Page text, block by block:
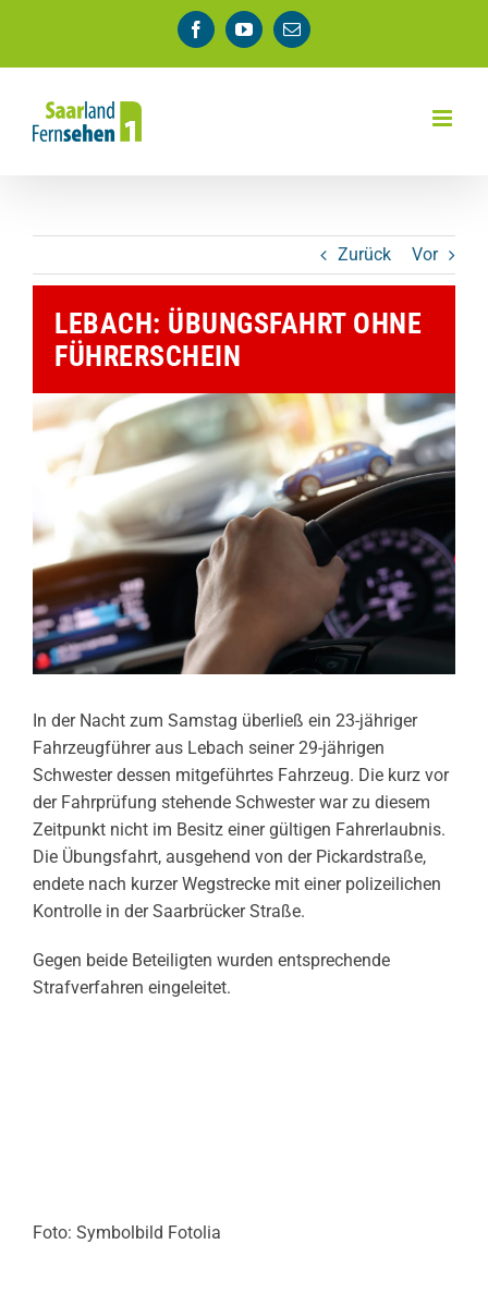
springen
FacebookYouTube
E-
Mail
Zurück Vor
LEBACH: ÜBUNGSFAHRT OHNE
FÜHRERSCHEIN
In der Nacht zum Samstag überließ ein 23-jähriger
Fahrzeugführer aus Lebach seiner 29-jährigen
Schwester dessen mitgeführtes Fahrzeug. Die kurz vor
der Fahrprüfung stehende Schwester war zu diesem
Zeitpunkt nicht im Besitz einer gültigen Fahrerlaubnis.
Die Übungsfahrt, ausgehend von der Pickardstraße,
endete nach kurzer Wegstrecke mit einer polizeilichen
Kontrolle in der Saarbrücker Straße.
Gegen beide Beteiligten wurden entsprechende
Strafverfahren eingeleitet.
Foto: Symbolbild Fotolia